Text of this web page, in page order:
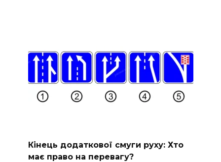
Кінець додаткової смуги руху: Хто
має право на перевагу?